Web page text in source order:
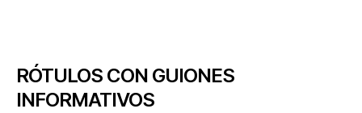
RÓTULOS CON GUIONES
INFORMATIVOS